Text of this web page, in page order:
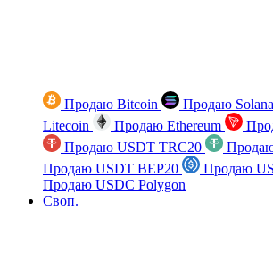
Продаю Bitcoin Продаю Solana
Litecoin
Продаю Ethereum
Продаю USDT TRC20
Продаю USDT BEP20
Продаю
Продаю USDC Polygon
Своп.